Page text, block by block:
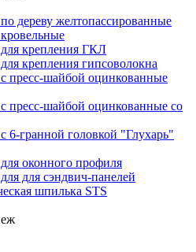
дереву желтопассированные
крепления ГКЛ
крепления гипсоволокна
пресс-шайбой оцинкованные
пресс-шайбой оцинкованные со
6-гранной головкой "Глухарь"
оконного профиля
для сэндвич-панелей
шпилька STS